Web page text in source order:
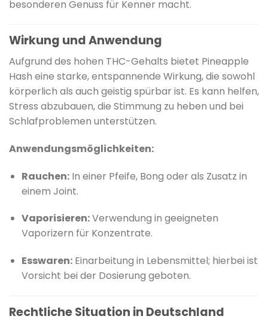
besonderen Genuss für Kenner macht.
Wirkung und Anwendung
Aufgrund des hohen THC-Gehalts bietet Pineapple
Hash eine starke, entspannende Wirkung, die sowohl
körperlich als auch geistig spürbar ist. Es kann helfen,
Stress abzubauen, die Stimmung zu heben und bei
Schlafproblemen unterstützen.
Anwendungsmöglichkeiten:
Rauchen: In einer Pfeife, Bong oder als Zusatz in
einem Joint.
Vaporisieren:Verwendung in geeigneten
Vaporizern für Konzentrate.
Esswaren: Einarbeitung in Lebensmittel; hierbei ist
Vorsicht bei der Dosierung geboten.
Rechtliche Situation in Deutschland